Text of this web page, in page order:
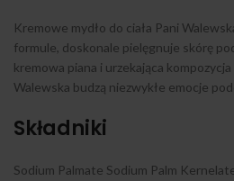
Kremowe mydło do ciała Pani
formule, doskonale pielęgnuje skórę
kremowa piana i urzekająca
Walewska budzą niezwykłe emocje
Składniki
Sodium Palmate Sodium Palm